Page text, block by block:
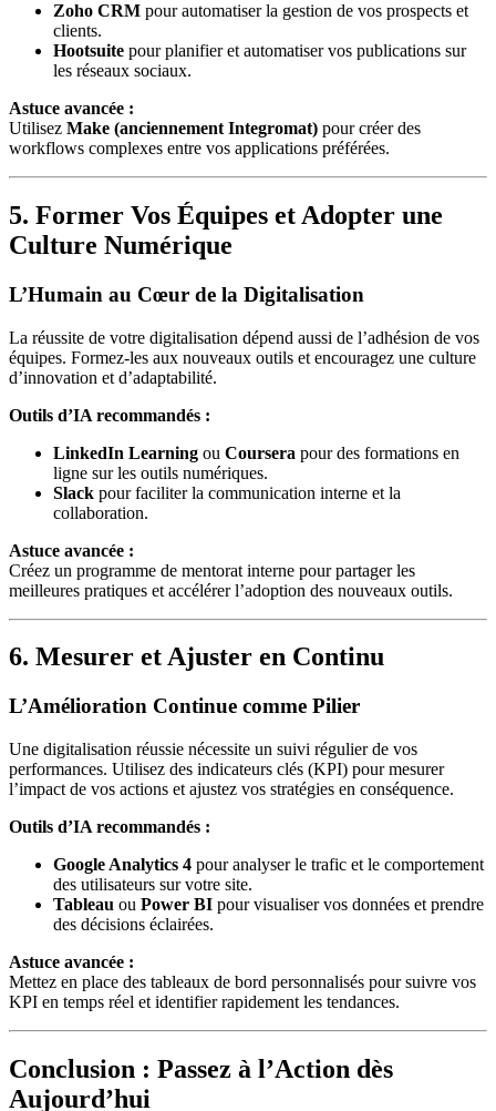
Zoho CRM pour automatiser la gestion de vos prospects et
clients.
Hootsuite pour planifier et automatiser vos publications sur
les réseaux sociaux.
Astuce avancée :
Utilisez Make (anciennement Integromat) pour créer des
workflows complexes entre vos applications préférées.
5. Former Vos Équipes et Adopter une
Culture Numérique
L’Humain au Cœur de la Digitalisation
La réussite de votre digitalisation dépend aussi de l’adhésion de vos
équipes. Formez-les aux nouveaux outils et encouragez une culture
d’innovation et d’adaptabilité.
Outils d’IA recommandés :
LinkedIn Learning ou Coursera pour des formations en
ligne sur les outils numériques.
Slack pour faciliter la communication interne et la
collaboration.
Astuce avancée :
Créez un programme de mentorat interne pour partager les
meilleures pratiques et accélérer l’adoption des nouveaux outils.
6. Mesurer et Ajuster en Continu
L’Amélioration Continue comme Pilier
Une digitalisation réussie nécessite un suivi régulier de vos
performances. Utilisez des indicateurs clés (KPI) pour mesurer
l’impact de vos actions et ajustez vos stratégies en conséquence.
Outils d’IA recommandés :
Google Analytics 4 pour analyser le trafic et le comportement
des utilisateurs sur votre site.
Tableau ou Power BI pour visualiser vos données et prendre
des décisions éclairées.
Astuce avancée :
Mettez en place des tableaux de bord personnalisés pour suivre vos
KPI en temps réel et identifier rapidement les tendances.
Conclusion : Passez à l’Action dès
Aujourd’hui